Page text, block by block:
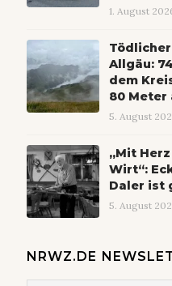
1. August
Allgäu:
dem
80 Meter
5. August
„Mit
Wirt“:
Daler ist
5. August
NRWZ.DE